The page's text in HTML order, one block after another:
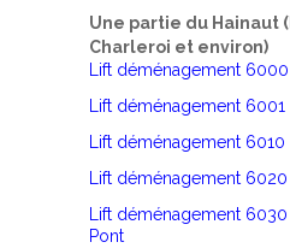
Une partie du Hainaut
Charleroi et environ)
Lift déménagement
Lift déménagement
Lift déménagement
Lift déménagement
Lift déménagement
Pont